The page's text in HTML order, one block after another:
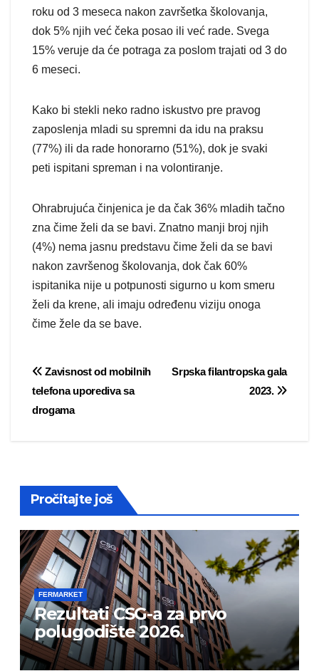
roku od 3 meseca nakon završetka školovanja,
dok 5% njih već čeka posao ili već rade. Svega
15% veruje da će potraga za poslom trajati od 3 do
6 meseci.
Kako bi stekli neko radno iskustvo pre pravog
zaposlenja mladi su spremni da idu na praksu
(77%) ili da rade honorarno (51%), dok je svaki
peti ispitani spreman i na volontiranje.
Ohrabrujuća činjenica je da čak 36% mladih tačno
zna čime želi da se bavi. Znatno manji broj njih
(4%) nema jasnu predstavu čime želi da se bavi
nakon završenog školovanja, dok čak 60%
ispitanika nije u potpunosti sigurno u kom smeru
želi da krene, ali imaju određenu viziju onoga
čime žele da se bave.
Post
navigation
Srpska filantropska gala
2023.
Zavisnost od mobilnih
telefona uporediva sa
drogama
Pročitajte još
FERMARKET
Rezultati CSG-a za prvo
polugodište 2026.